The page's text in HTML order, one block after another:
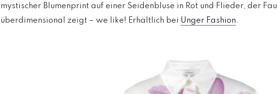
mystischer Blumenprint auf einer Seidenbluse in Rot und Flieder, der
überdimensional zeigt – we like! Erhältlich bei Unger Fashion.